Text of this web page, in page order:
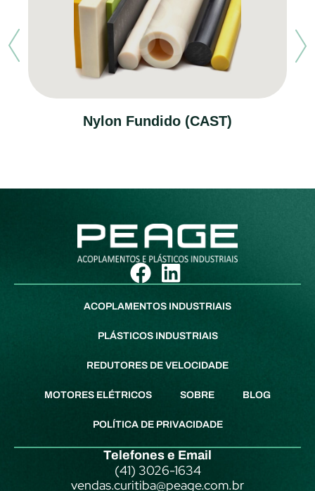
Nylon Fundido (CAST)
ACOPLAMENTOS INDUSTRIAIS
PLÁSTICOS INDUSTRIAIS
REDUTORES DE VELOCIDADE
MOTORES ELÉTRICOS SOBRE BLOG
POLÍTICA DE PRIVACIDADE
Telefones e Email
(41) 3026-1634
vendas.curitiba@peage.com.br